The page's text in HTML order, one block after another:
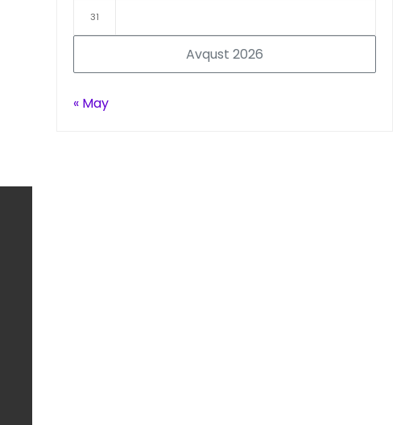
Avqust 2026
31
« May